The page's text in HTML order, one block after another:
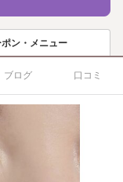
ポン・メニュー
ブログ 口コミ